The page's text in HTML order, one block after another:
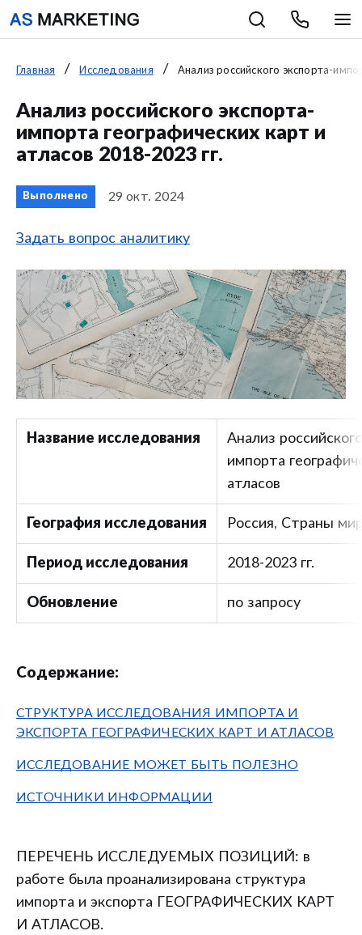
Главная Исследования Анализ российского экспорта-
Анализ российского экспорта-
импорта географических карт и
атласов 2018-2023 гг.
Выполнено 29 окт. 2024
Задать вопрос аналитику
Название исследования
Анализ
импорта
атласов
География исследования Россия, Страны
Период исследования 2018-2023 гг.
Обновление по запросу
Содержание:
СТРУКТУРА ИССЛЕДОВАНИЯ ИМПОРТА И
ЭКСПОРТА ГЕОГРАФИЧЕСКИХ КАРТ И АТЛАСОВ
ИССЛЕДОВАНИЕ МОЖЕТ БЫТЬ ПОЛЕЗНО
ИСТОЧНИКИ ИНФОРМАЦИИ
ПЕРЕЧЕНЬ ИССЛЕДУЕМЫХ ПОЗИЦИЙ: в
работе была проанализирована структура
импорта и экспорта ГЕОГРАФИЧЕСКИХ КАРТ
И АТЛАСОВ.